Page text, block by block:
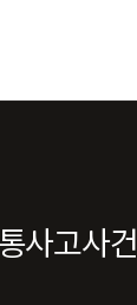
사고사건